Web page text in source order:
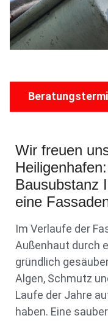
Wir freuen
Bausubstanz
eine
Im Verlaufe der
Außenhaut durch
gründlich
Algen, Schmutz
Laufe der Jahre
haben. Eine